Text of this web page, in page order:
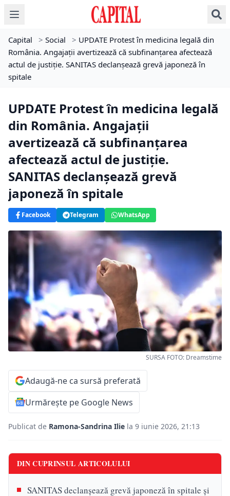
Capital > Social > UPDATE Protest în medicina legală din
România. Angajații avertizează că subfinanțarea afectează
actul de justiție. SANITAS declanșează grevă japoneză în
spitale
UPDATE Protest în medicina legală
din România. Angajații
avertizează că subfinanțarea
afectează actul de justiție.
SANITAS declanșează grevă
japoneză în spitale
Facebook Telegram WhatsApp
SURSA FOTO: Dreamstime
Adaugă-ne ca sursă preferată
Urmărește pe Google News
Publicat de Ramona-Sandrina Ilie la 9 iunie 2026, 21:13
DIN CUPRINSUL ARTICOLULUI
SANITAS declanșează grevă japoneză în spitale și